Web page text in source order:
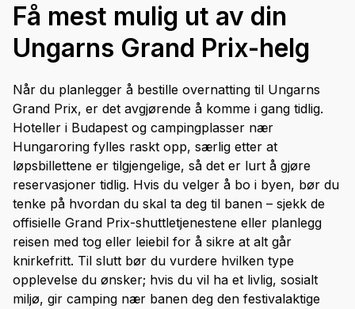
Få mest mulig ut av din
Ungarns Grand Prix-helg
Når du planlegger å bestille overnatting til Ungarns
Grand Prix, er det avgjørende å komme i gang tidlig.
Hoteller i Budapest og campingplasser nær
Hungaroring fylles raskt opp, særlig etter at
løpsbillettene er tilgjengelige, så det er lurt å gjøre
reservasjoner tidlig. Hvis du velger å bo i byen, bør du
tenke på hvordan du skal ta deg til banen – sjekk de
offisielle Grand Prix-shuttletjenestene eller planlegg
reisen med tog eller leiebil for å sikre at alt går
knirkefritt. Til slutt bør du vurdere hvilken type
opplevelse du ønsker; hvis du vil ha et livlig, sosialt
miljø, gir camping nær banen deg den festivalaktige